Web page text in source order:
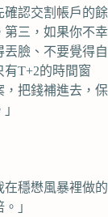
確認交割帳戶的餘
第三，如果你不幸
臉、不要覺得自
T+2的時間窗
，把錢補進去，保
在穩懋風暴裡做的
」